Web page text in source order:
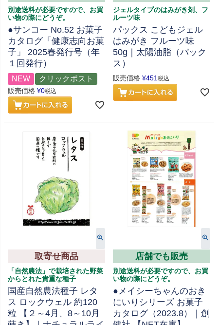
別途送料が必要ですので、お買
い物の際にどうぞ。
●サンコー No.52 お菓子
カタログ「健康志向お菓
子」 2025春発行号（年
１回発行）
NEW クリックポスト
販売価格 ¥0税込
ジェルタイプのはみがき剤、フ
ルーツ味
パックス こどもジェル
はみがき フルーツ味
50g｜太陽油脂（パック
ス）
販売価格 ¥451 税込
取寄せ商品
「自然農法」で栽培された野菜
からとれた貴重な種子
国産自然農法種子 レタ
ス ロックウェル 約120
粒 【２～4月、8～10月
店舗でも販売
別途送料が必要ですので、お買
い物の際にどうぞ。
●メイシーちゃんのおき
にいりシリーズ お菓子
カタログ（2023.8）｜創